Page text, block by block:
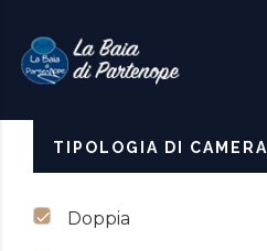
TIPOLOGIA DI CAMERA
Doppia